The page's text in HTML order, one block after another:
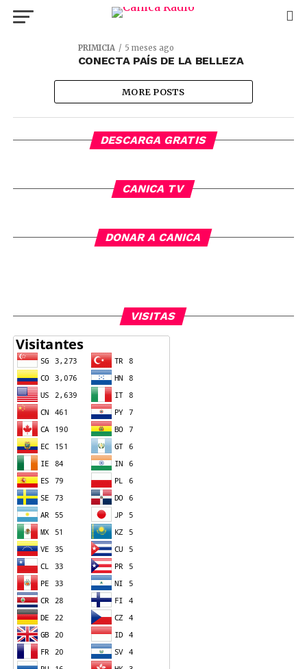
PRIMICIA 5 meses ago
CONECTA PAÍS DE LA BELLEZA
MORE POSTS
DESCARGA GRATIS
CANICA TV
DONAR A CANICA
VISITAS